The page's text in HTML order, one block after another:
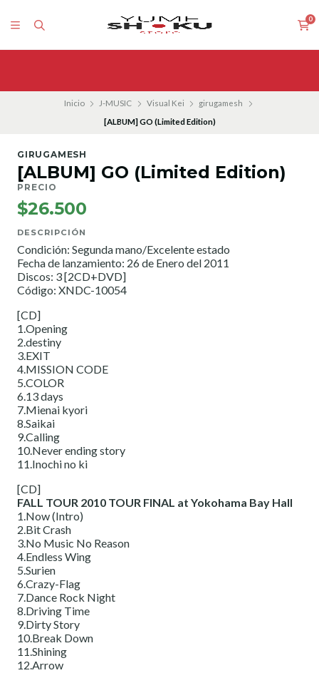
0
Inicio J-MUSIC Visual Kei
girugamesh
[ALBUM] GO (Limited Edition)
GIRUGAMESH
[ALBUM] GO (Limited Edition)
PRECIO
$26.500
DESCRIPCIÓN
Condición: Segunda mano/Excelente estado
Fecha de lanzamiento: 26 de Enero del 2011
Discos: 3 [2CD+DVD]
Código: XNDC-10054
[CD]
1.Opening
2.destiny
3.EXIT
4.MISSION CODE
5.COLOR
6.13 days
7.Mienai kyori
8.Saikai
9.Calling
10.Never ending story
11.Inochi no ki
[CD]
FALL TOUR 2010 TOUR FINAL at Yokohama Bay Hall
1.Now (Intro)
2.Bit Crash
3.No Music No Reason
4.Endless Wing
5.Surien
6.Crazy-Flag
7.Dance Rock Night
8.Driving Time
9.Dirty Story
10.Break Down
11.Shining
12.Arrow